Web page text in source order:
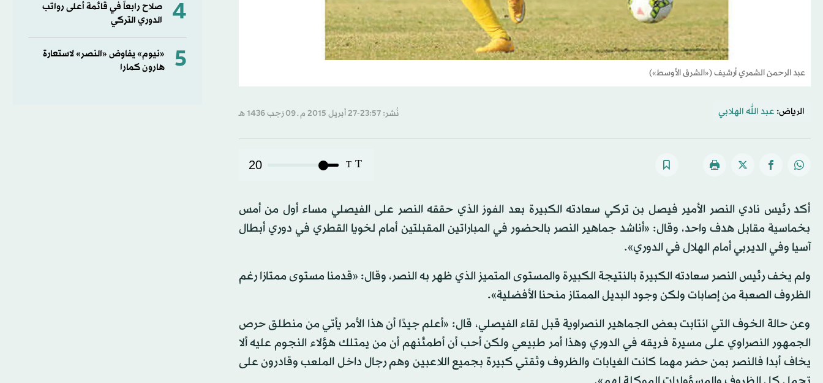
عبد الرحمن الشمري أرشيف («الشرق الأوسط»)
الرياض: عبد الله الهلابي نُشر: 23:57-27 أبريل 2015 م ـ 09 رَجب 1436 هـ
T
T
20
أكد رئيس نادي النصر الأمير فيصل بن تركي سعادته الكبيرة بعد الفوز الذي حققه النصر على الفيصلي مساء أول من أمس
بخماسية مقابل هدف واحد، وقال: «أناشد جماهير النصر بالحضور في المباراتين المقبلتين أمام لخويا القطري في دوري أبطال
آسيا وفي الديربي أمام الهلال في الدوري».
ولم يخف رئيس النصر سعادته الكبيرة بالنتيجة الكبيرة والمستوى المتميز الذي ظهر به النصر، وقال: «قدمنا مستوى ممتازا رغم
الظروف الصعبة من إصابات ولكن وجود البديل الممتاز منحنا الأفضلية».
وعن حالة الخوف التي انتابت بعض الجماهير النصراوية قبل لقاء الفيصلي، قال: «أعلم جيدًا أن هذا الأمر يأتي من منطلق حرص
الجمهور النصراوي على مسيرة فريقه في الدوري وهذا أمر طبيعي ولكن أحب أن أطمئنهم أن من يمتلك هؤلاء النجوم عليه ألا
يخاف أبدا فالنصر بمن حضر مهما كانت الغيابات والظروف وثقتي كبيرة بجميع اللاعبين وهم رجال داخل الملعب وقادرون على
4
صلاح رابعاً في قائمة أعلى رواتب
الدوري التركي
5
«نيوم» يفاوض «النصر» لاستعارة
هارون كمارا